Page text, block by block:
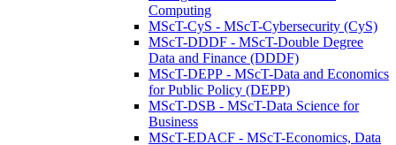
Computing
MScT-CyS - MScT-Cybersecurity (CyS)
MScT-DDDF - MScT-Double Degree
Data and Finance (DDDF)
MScT-DEPP - MScT-Data and Economics
for Public Policy (DEPP)
MScT-DSB - MScT-Data Science for
Business
MScT-EDACF - MScT-Economics, Data